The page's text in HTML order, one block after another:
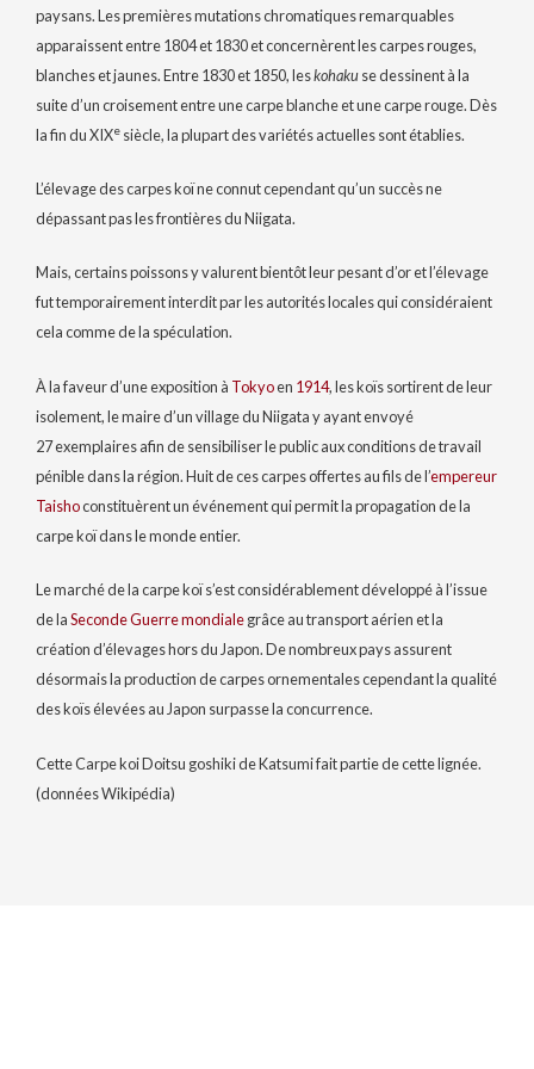
paysans. Les premières mutations chromatiques remarquables
apparaissent entre 1804 et 1830 et concernèrent les carpes rouges,
blanches et jaunes. Entre 1830 et 1850, leskohakuse dessinent à la
suite d’un croisement entre une carpe blanche et une carpe rouge. Dès
la fin duXIXe siècle, la plupart des variétés actuelles sont établies.
L’élevage des carpes koï ne connut cependant qu’un succès ne
dépassant pas les frontières du Niigata.
Mais, certains poissons y valurent bientôt leur pesant d’or et l’élevage
fut temporairement interdit par les autorités locales qui considéraient
cela comme de la spéculation.
À la faveur d’une exposition à Tokyoen 1914, les koïs sortirent de leur
isolement, le maire d’un village du Niigata y ayant envoyé
27 exemplairesafin de sensibiliser le public aux conditions de travail
pénible dans la région. Huit de ces carpes offertes au fils de l’empereur
Taishoconstituèrent un événement qui permit la propagation de la
carpe koï dans le monde entier.
Le marché de la carpe koï s’est considérablement développé à l’issue
de laSeconde Guerre mondialegrâce au transport aérien et la
création d’élevages hors du Japon. De nombreux pays assurent
désormais la production de carpes ornementales cependant la qualité
des koïs élevées au Japon surpasse la concurrence.
Cette Carpe koi Doitsu goshiki de Katsumi fait partie de cette lignée.
(données Wikipédia)